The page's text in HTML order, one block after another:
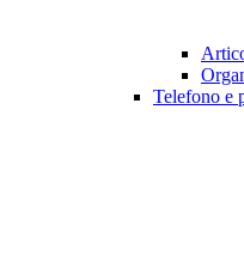
Telefono e